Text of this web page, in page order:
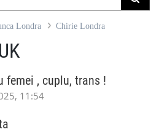
Londra Chirie Londra
femei , cuplu, trans !
11:54